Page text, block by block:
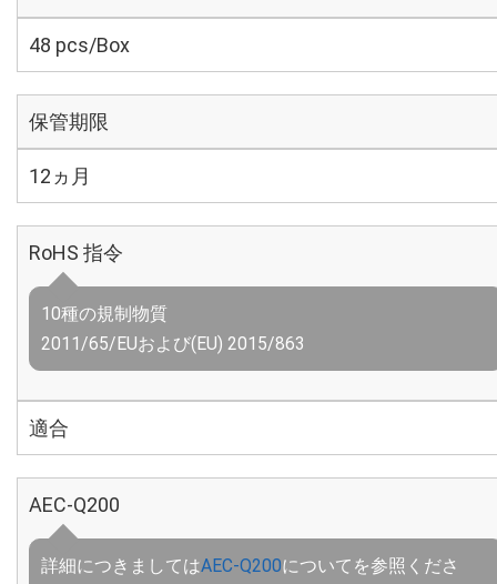
48 pcs/Box
保管期限
12ヵ月
RoHS 指令
10種の規制物質
2011/65/EUおよび(EU) 2015/863
適合
AEC-Q200
詳細につきましてはAEC-Q200についてを参照くださ